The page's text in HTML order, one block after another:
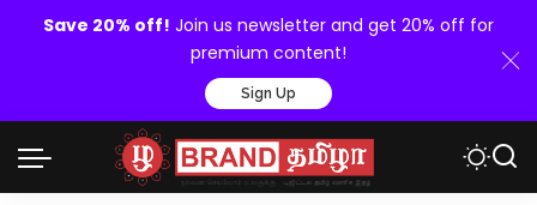
Save 20% off! Join us newsletter and get 20% off for
premium content!
Sign Up